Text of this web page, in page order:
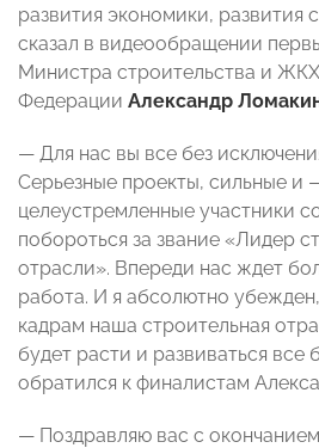
развития экономики,
сказал в видеообращении
Министра строительства и
Федерации Александр
— Для нас вы все без
Серьезные проекты, сильные и
целеустремленные участники
побороться за звание «Лидер
отрасли». Впереди нас ждет
работа. И я абсолютно
кадрам наша строительная
будет расти и развиваться
обратился к финалистам
— Поздравляю вас с